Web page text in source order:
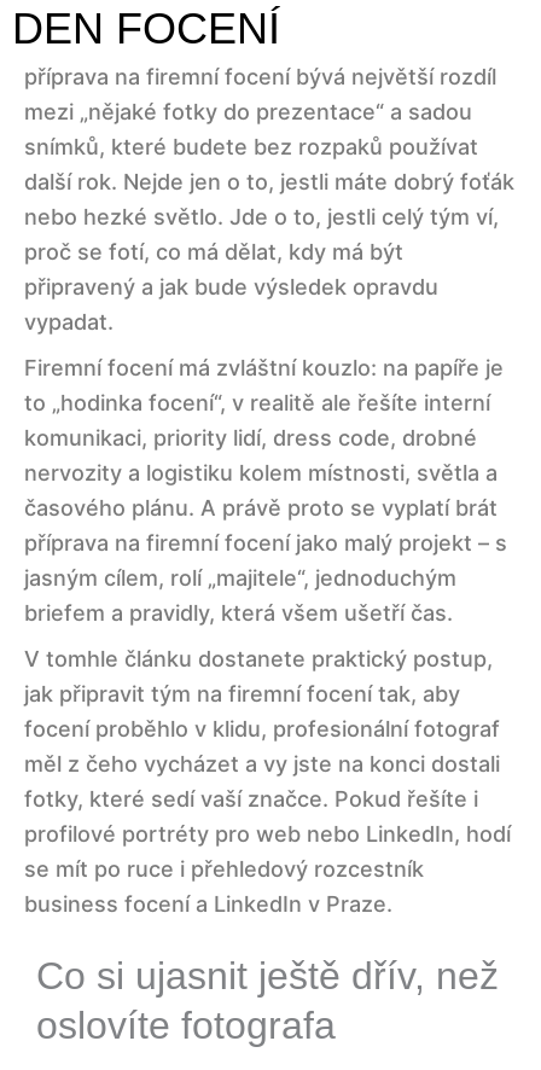
DEN FOCENÍ
příprava na firemní focení bývá největší rozdíl
mezi „nějaké fotky do prezentace“ a sadou
snímků, které budete bez rozpaků používat
další rok. Nejde jen o to, jestli máte dobrý foťák
nebo hezké světlo. Jde o to, jestli celý tým ví,
proč se fotí, co má dělat, kdy má být
připravený a jak bude výsledek opravdu
vypadat.
Firemní focení má zvláštní kouzlo: na papíře je
to „hodinka focení“, v realitě ale řešíte interní
komunikaci, priority lidí, dress code, drobné
nervozity a logistiku kolem místnosti, světla a
časového plánu. A právě proto se vyplatí brát
příprava na firemní focení jako malý projekt – s
jasným cílem, rolí „majitele“, jednoduchým
briefem a pravidly, která všem ušetří čas.
V tomhle článku dostanete praktický postup,
jak připravit tým na firemní focení tak, aby
focení proběhlo v klidu, profesionální fotograf
měl z čeho vycházet a vy jste na konci dostali
fotky, které sedí vaší značce. Pokud řešíte i
profilové portréty pro web nebo LinkedIn, hodí
se mít po ruce i přehledový rozcestník
business focení a LinkedIn v Praze.
Co si ujasnit ještě dřív, než
oslovíte fotografa